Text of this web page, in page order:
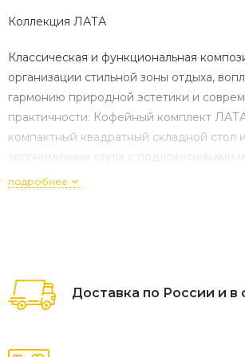
Коллекция ЛАТА
Классическая и функциональная
организации стильной зоны отдыха,
гармонию природной эстетики и
практичности. Кофейный комплект
компактный квадратный складной стол
эргономичных стула с подлокотниками
массива акации с металлическим
Характеристики:
Состав набора: Складной кофейный
подробнее
Доставка по России и в